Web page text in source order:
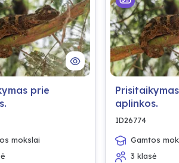
prie
mokslai
aplinkos.
ID26774
Gamtos
3 klasė